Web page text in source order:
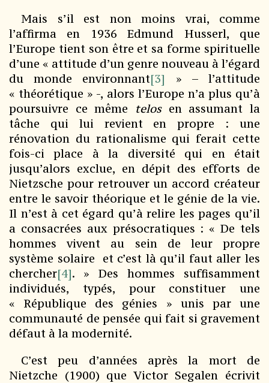
Mais s’il est non moins vrai, comme
l’affirma en 1936 Edmund Husserl, que
l’Europe tient son être et sa forme spirituelle
d’une « attitude d’un genre nouveau à l’égard
du monde environnant[3]
» – l’attitude
« théorétique » -, alors l’Europe n’a plus qu’à
poursuivre ce même telosen assumant la
tâche qui lui revient en propre : une
rénovation du rationalisme qui ferait cette
fois-ci place à la diversité qui en était
jusqu’alors exclue, en dépit des efforts de
Nietzsche pour retrouver un accord créateur
entre le savoir théorique et le génie de la vie.
Il n’est à cet égard qu’à relire les pages qu’il
a consacrées aux présocratiques : « De tels
hommes vivent au sein de leur propre
système solaire et c’est là qu’il faut aller les
chercher[4]. » Des hommes suffisamment
individués, typés, pour constituer une
« République des génies » unis par une
communauté de pensée qui fait si gravement
défaut à la modernité.
C’est peu d’années après la mort de
Nietzche (1900) que Victor Segalen écrivit